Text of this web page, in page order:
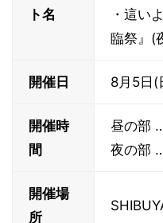
ト名
・這い
臨祭』(
開催日 8月5日(
開催時
間
昼の部
夜の部
開催場
所